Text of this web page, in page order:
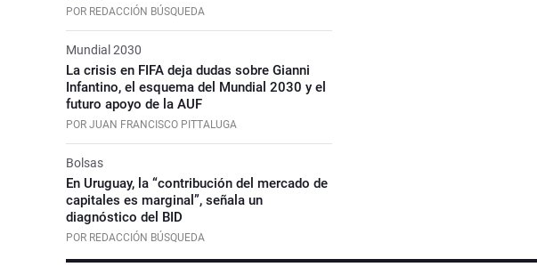
POR REDACCIÓN BÚSQUEDA
Mundial 2030
La crisis en FIFA deja dudas sobre Gianni
Infantino, el esquema del Mundial 2030 y el
futuro apoyo de la AUF
POR JUAN FRANCISCO PITTALUGA
Bolsas
En Uruguay, la “contribución del mercado de
capitales es marginal”, señala un
diagnóstico del BID
POR REDACCIÓN BÚSQUEDA